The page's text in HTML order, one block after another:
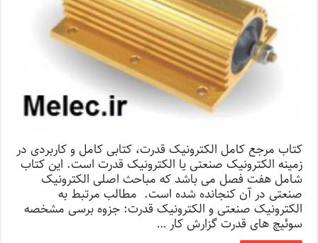
کتاب مرجع کامل الکترونیک قدرت، کتابی کامل و کاربردی در
زمینه الکترونیک صنعتی یا الکترونیک قدرت است. این کتاب
شامل هفت فصل می باشد که مباحث اصلی الکترونیک
صنعتی در آن کنجانده شده است. مطالب مرتبط به
الکترونیک صنعتی و الکترونیک قدرت: جزوه برسی مشخصه
سوئیچ های قدرت گزارش کار …